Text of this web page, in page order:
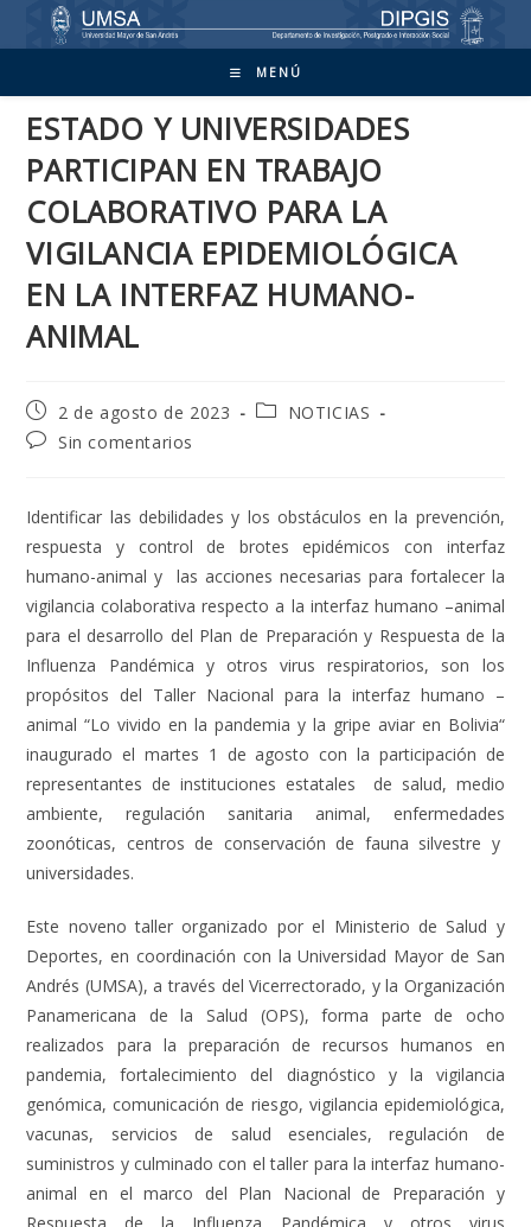
al
MENÚ
ESTADO Y UNIVERSIDADES
PARTICIPAN EN TRABAJO
COLABORATIVO PARA LA
VIGILANCIA EPIDEMIOLÓGICA
EN LA INTERFAZ HUMANO-
ANIMAL
Publicación
de
la
2 de agosto de 2023
Categoría
NOTICIAS
Comentarios
entrada:
Sin comentarios
Identificar las debilidades y los obstáculos en la prevención,
respuesta y control de brotes epidémicos con interfaz
humano-animal y las acciones necesarias para fortalecer la
vigilancia colaborativa respecto a la interfaz humano –animal
para el desarrollo del Plan de Preparación y Respuesta de la
Influenza Pandémica y otros virus respiratorios, son los
propósitos del Taller Nacional para la interfaz humano –
animal “Lo vivido en la pandemia y la gripe aviar en Bolivia“
inaugurado el martes 1 de agosto con la participación de
representantes de instituciones estatales de salud, medio
ambiente, regulación sanitaria animal, enfermedades
zoonóticas, centros de conservación de fauna silvestre y
universidades.
Este noveno taller organizado por el Ministerio de Salud y
Deportes, en coordinación con la Universidad Mayor de San
Andrés (UMSA), a través del Vicerrectorado, y la Organización
Panamericana de la Salud (OPS), forma parte de ocho
realizados para la preparación de recursos humanos en
pandemia, fortalecimiento del diagnóstico y la vigilancia
genómica, comunicación de riesgo, vigilancia epidemiológica,
vacunas, servicios de salud esenciales, regulación de
suministros y culminado con el taller para la interfaz humano-
animal en el marco del Plan Nacional de Preparación y